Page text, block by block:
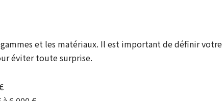
gammes et les matériaux. Il est important de définir votre
éviter toute surprise.